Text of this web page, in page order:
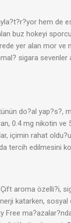
hem de
buz hokeyi
yer alan mor ve
sigara sevenler
do?al yap?s?,
0.4 mg nikotin
içimin rahat
tercih edilmesini
aroma özelli?i,
katarken,
Free